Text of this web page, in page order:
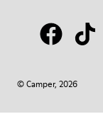
© Camper, 2026